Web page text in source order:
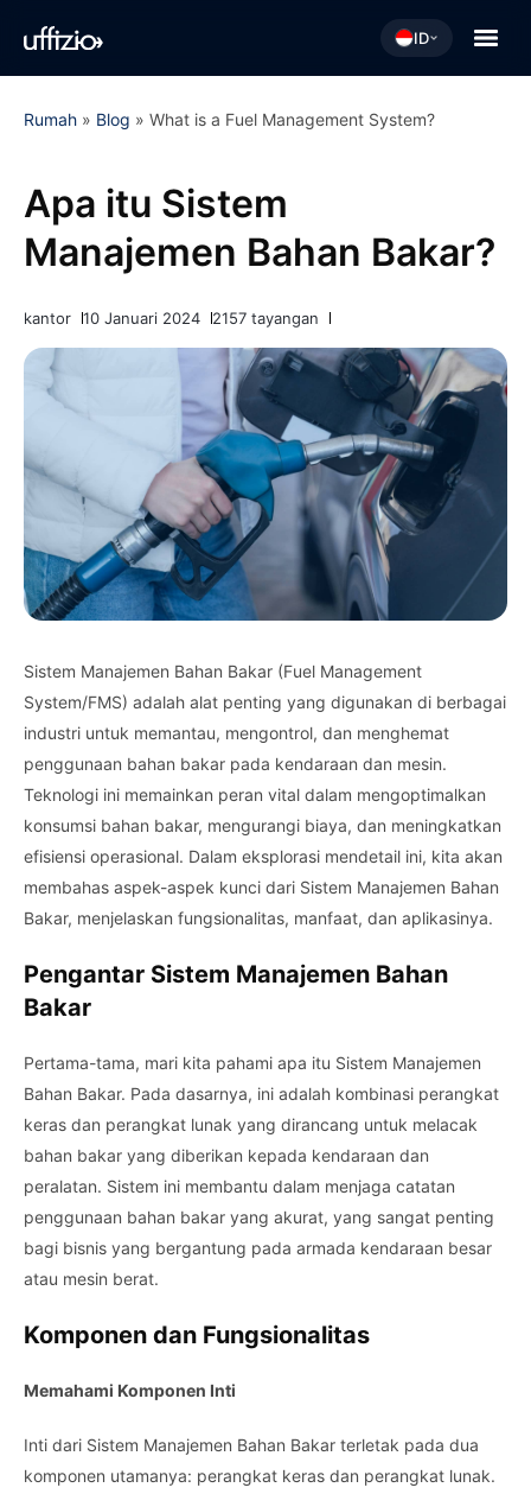
ID
Rumah » Blog » What is a Fuel Management System?
Apa itu Sistem
Manajemen Bahan Bakar?
kantor 10 Januari 2024 2157 tayangan
Sistem Manajemen Bahan Bakar (Fuel Management
System/FMS) adalah alat penting yang digunakan di berbagai
industri untuk memantau, mengontrol, dan menghemat
penggunaan bahan bakar pada kendaraan dan mesin.
Teknologi ini memainkan peran vital dalam mengoptimalkan
konsumsi bahan bakar, mengurangi biaya, dan meningkatkan
efisiensi operasional. Dalam eksplorasi mendetail ini, kita akan
membahas aspek-aspek kunci dari Sistem Manajemen Bahan
Bakar, menjelaskan fungsionalitas, manfaat, dan aplikasinya.
Pengantar Sistem Manajemen Bahan
Bakar
Pertama-tama, mari kita pahami apa itu Sistem Manajemen
Bahan Bakar. Pada dasarnya, ini adalah kombinasi perangkat
keras dan perangkat lunak yang dirancang untuk melacak
bahan bakar yang diberikan kepada kendaraan dan
peralatan. Sistem ini membantu dalam menjaga catatan
penggunaan bahan bakar yang akurat, yang sangat penting
bagi bisnis yang bergantung pada armada kendaraan besar
atau mesin berat.
Komponen dan Fungsionalitas
Memahami Komponen Inti
Inti dari Sistem Manajemen Bahan Bakar terletak pada dua
komponen utamanya: perangkat keras dan perangkat lunak.